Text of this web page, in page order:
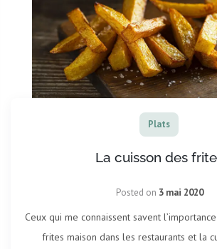
Plats
La cuisson des
Posted on 3 mai 2020
Ceux qui me connaissent savent
frites maison dans les restaurants et la